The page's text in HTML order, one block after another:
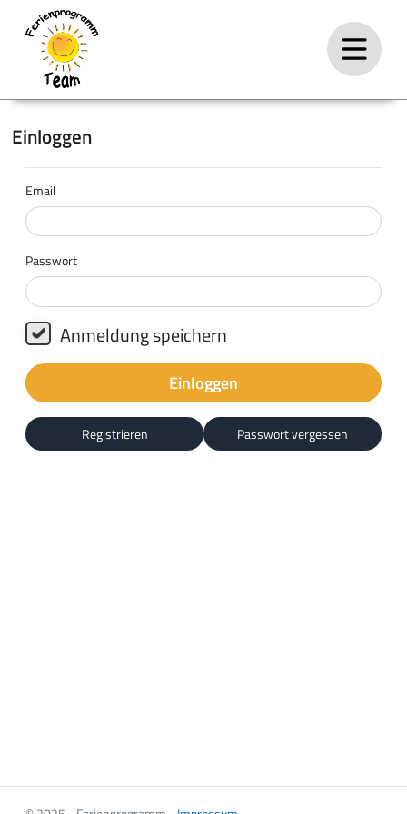
Einloggen
Email
Passwort
Anmeldung speichern
Einloggen
Registrieren Passwort vergessen